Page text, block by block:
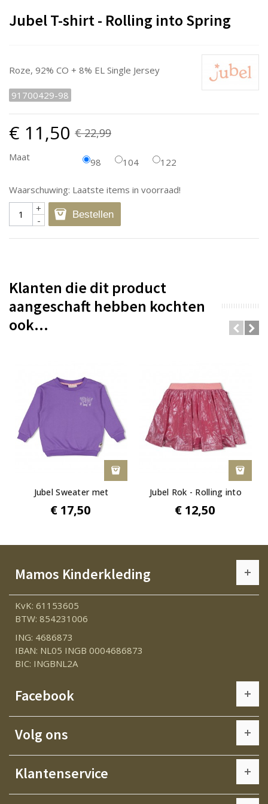
Jubel T-shirt - Rolling into Spring
Roze, 92% CO + 8% EL Single Jersey
91700429-98
€ 11,50 € 22,99
Maat 98 104 122
Waarschuwing: Laatste items in voorraad!
-
+ Bestellen
Klanten die dit product
aangeschaft hebben kochten
ook...
Jubel Sweater met
backprint -...
€ 17,50
Jubel Rok - Rolling into
Spring
€ 12,50
Mamos Kinderkleding
KvK: 61153605
BTW: 854231006
ING: 4686873
IBAN: NL05 INGB 0004686873
BIC: INGBNL2A
Facebook
Volg ons
Klantenservice